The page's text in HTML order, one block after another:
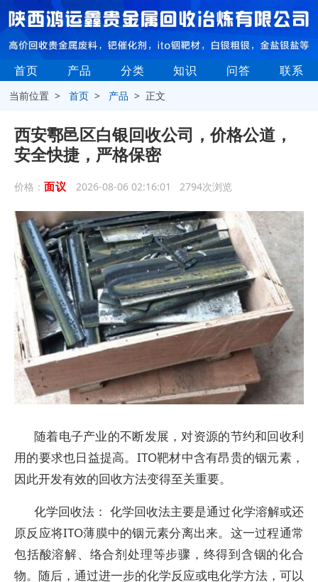
首页 产品 分类 知识 问答 联系
当前位置 >首页 > 产品 > 正文
西安鄠邑区白银回收公司，价格公道，
安全快捷，严格保密
价格： 面议 2026-08-06 02:16:01 2794次浏览
随着电子产业的不断发展，对资源的节约和回收利
用的要求也日益提高。ITO靶材中含有昂贵的铟元素，
因此开发有效的回收方法变得至关重要。
化学回收法： 化学回收法主要是通过化学溶解或还
原反应将ITO薄膜中的铟元素分离出来。这一过程通常
包括酸溶解、络合剂处理等步骤，终得到含铟的化合
物。随后，通过进一步的化学反应或电化学方法，可以